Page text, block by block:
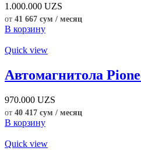
1.000.000 UZS
от 41 667 сум / месяц
В корзину
Quick view
Автомагнитола
970.000 UZS
от 40 417 сум / месяц
В корзину
Quick view